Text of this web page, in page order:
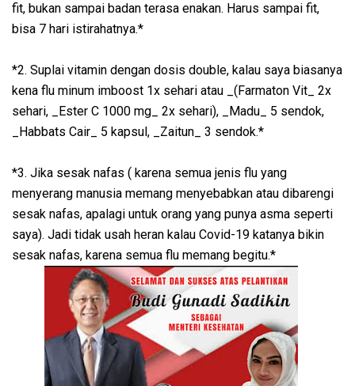
fit, bukan sampai badan terasa enakan. Harus sampai fit,
bisa 7 hari istirahatnya.*
*2. Suplai vitamin dengan dosis double, kalau saya biasanya
kena flu minum imboost 1x sehari atau _(Farmaton Vit_ 2x
sehari, _Ester C 1000 mg_ 2x sehari), _Madu_ 5 sendok,
_Habbats Cair_ 5 kapsul, _Zaitun_ 3 sendok.*
*3. Jika sesak nafas ( karena semua jenis flu yang
menyerang manusia memang menyebabkan atau dibarengi
sesak nafas, apalagi untuk orang yang punya asma seperti
saya). Jadi tidak usah heran kalau Covid-19 katanya bikin
sesak nafas, karena semua flu memang begitu.*